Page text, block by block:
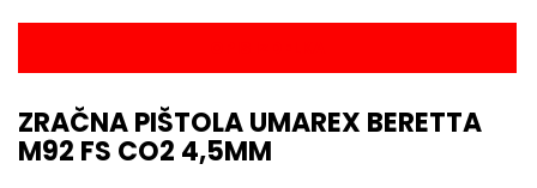
ZRAČNA PIŠTOLA UMAREX BERETTA
M92 FS CO2 4,5MM